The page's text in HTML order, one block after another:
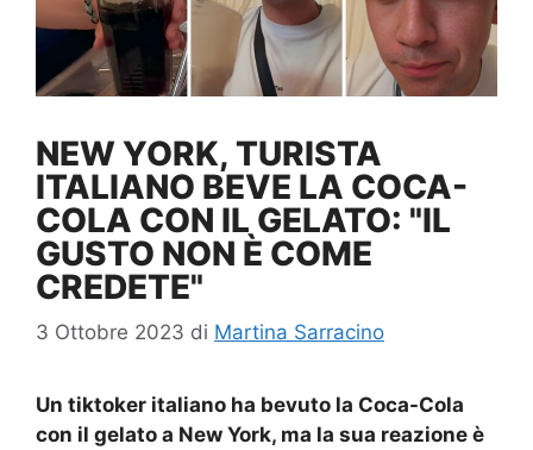
NEW YORK, TURISTA
ITALIANO BEVE LA COCA-
COLA CON IL GELATO: "IL
GUSTO NON È COME
CREDETE"
3 Ottobre 2023 di Martina Sarracino
Un tiktoker italiano ha bevuto la Coca-Cola
con il gelato a New York, ma la sua reazione è